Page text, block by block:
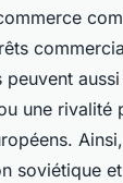
peuvent
une rivalité
soviétique